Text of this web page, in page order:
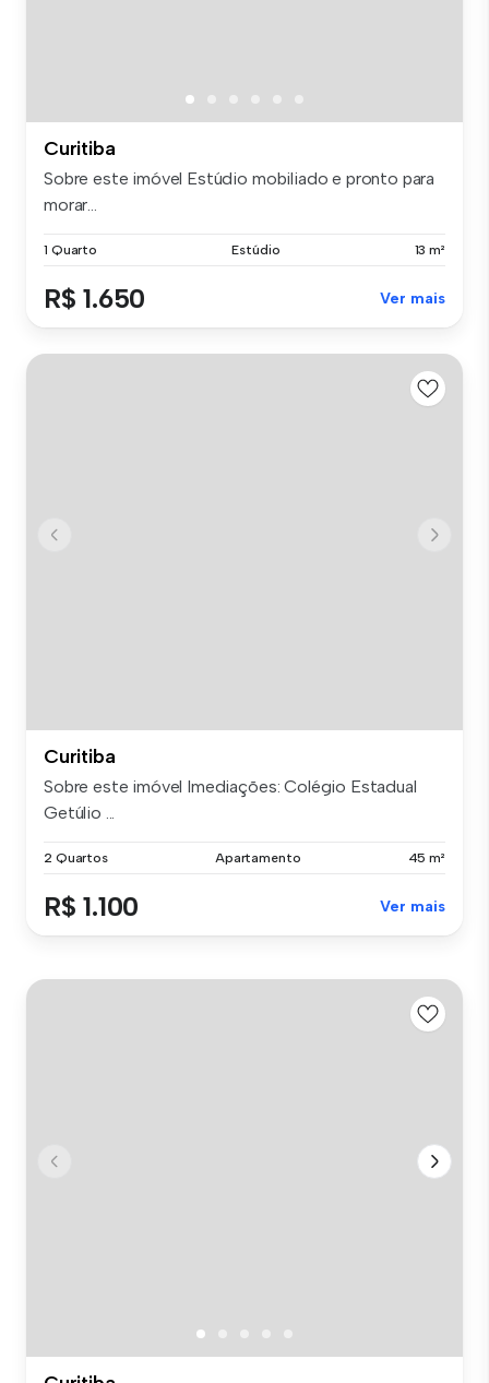
Curitiba
Sobre este imóvel Estúdio mobiliado e pronto para
morar...
1 Quarto Estúdio 13 m²
R$ 1.650 Ver mais
Curitiba
Sobre este imóvel Imediações: Colégio Estadual
Getúlio ...
2 Quartos Apartamento 45 m²
R$ 1.100 Ver mais